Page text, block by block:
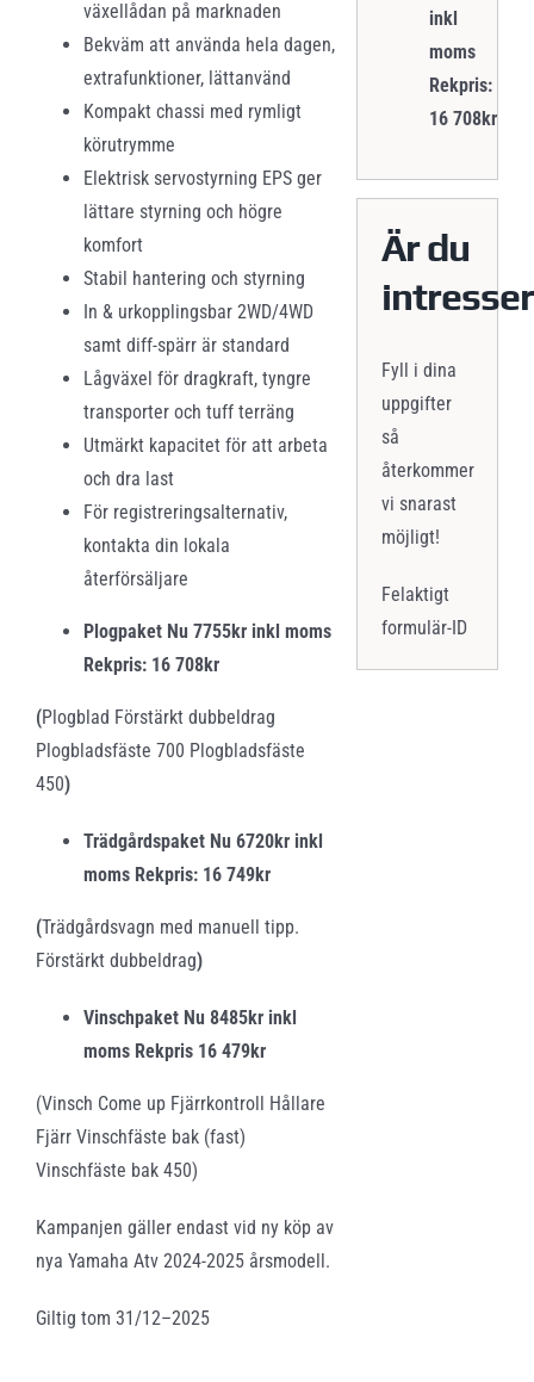
växellådan på marknaden
Bekväm att använda hela dagen,
extrafunktioner, lättanvänd
Kompakt chassi med rymligt
körutrymme
Elektrisk servostyrning EPS ger
lättare styrning och högre
komfort
Stabil hantering och styrning
In & urkopplingsbar 2WD/4WD
samt diff-spärr är standard
Lågväxel för dragkraft, tyngre
transporter och tuff terräng
Utmärkt kapacitet för att arbeta
och dra last
För registreringsalternativ,
kontakta din lokala
återförsäljare
Plogpaket Nu 7755kr inkl moms
Rekpris: 16 708kr
(Plogblad Förstärkt dubbeldrag
Plogbladsfäste 700 Plogbladsfäste
450)
Trädgårdspaket Nu 6720kr inkl
moms Rekpris: 16 749kr
(Trädgårdsvagn med manuell tipp.
Förstärkt dubbeldrag)
Vinschpaket Nu 8485kr inkl
moms Rekpris 16 479kr
(Vinsch Come up Fjärrkontroll Hållare
Fjärr Vinschfäste bak (fast)
Vinschfäste bak 450)
Kampanjen gäller endast vid ny köp av
nya Yamaha Atv 2024-2025 årsmodell.
Giltig tom 31/12–2025
inkl
moms
Rekpris:
16 708kr
Är du
Fyll i dina
uppgifter
så
återkommer
vi snarast
möjligt!
Felaktigt
formulär-ID